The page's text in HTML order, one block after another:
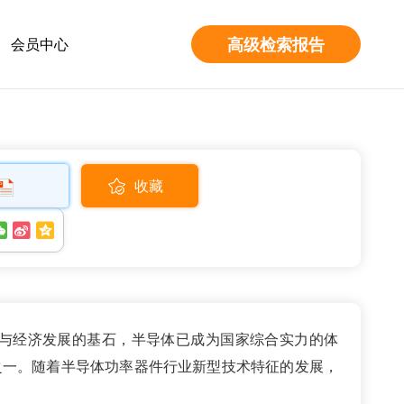
会员中心 高级检索报告
收藏
经济发展的基石，半导体已成为国家综合实力的体
。随着半导体功率器件行业新型技术特征的发展，